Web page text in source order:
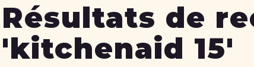
Résultats de
'kitchenaid 15'